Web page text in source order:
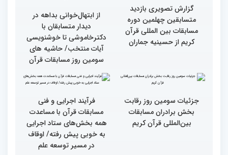
رقابت بخش بانوان چهلمین
دوره مسابقات بین المللی
قرآن کریم (بخش دوم)
دوره مسابقات بین المللی
قرآن کریم (بخش اول)
متسابقین چهلمین دوره
کریم از حسینیه جماران
از ابتهال‌خوانی بداهه در
دیدار متسابقان با
دکترخاموشی تا خوشنویسی
آیات منتخب/ حاشیه های
سومین روز مسابقات قرآن